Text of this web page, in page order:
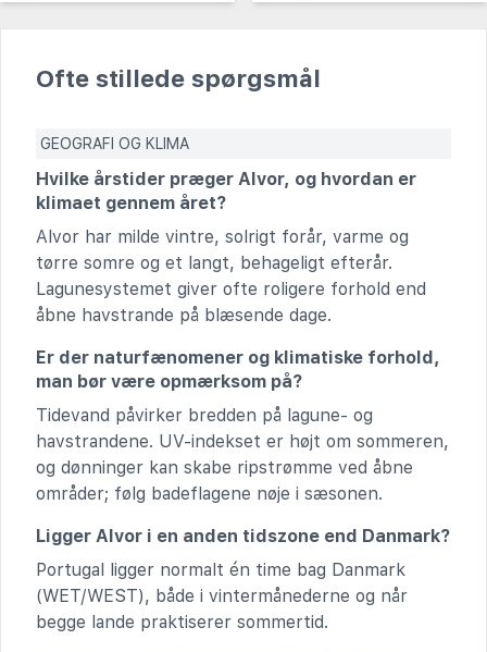
Ofte stillede spørgsmål
GEOGRAFI OG KLIMA
Hvilke årstider præger Alvor, og hvordan er
klimaet gennem året?
Alvor har milde vintre, solrigt forår, varme og
tørre somre og et langt, behageligt efterår.
Lagunesystemet giver ofte roligere forhold end
åbne havstrande på blæsende dage.
Er der naturfænomener og klimatiske forhold,
man bør være opmærksom på?
Tidevand påvirker bredden på lagune- og
havstrandene. UV-indekset er højt om sommeren,
og dønninger kan skabe ripstrømme ved åbne
områder; følg badeflagene nøje i sæsonen.
Ligger Alvor i en anden tidszone end Danmark?
Portugal ligger normalt én time bag Danmark
(WET/WEST), både i vintermånederne og når
begge lande praktiserer sommertid.